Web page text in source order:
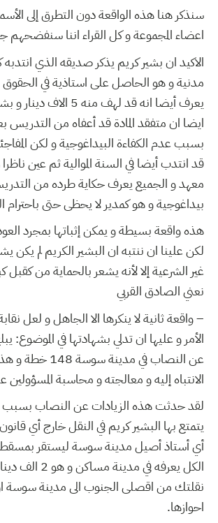
سنذكر هنا هذه الواقعة دون التطرق إلى
اعضاء المجموعة و كل القراء اننا سنفضحهم
الاكيد ان بشير كريم يذكر صديقه الذي انتدبه
مدنية و هو الحاصل على استاذية في
يعرف أيضا انه قد لهف
ايضا ان متفقد المادة قد أعفاه من التدريس
بسبب عدم الكفاءة البيداغوجية و لكن
قد انتدب أيضا في السنة الموالية ثم عين
معهد و الجميع يعرف حكاية طرده من
بيداغوجية و هو كمدير لا يحظى حتى باحترام
هذه واقعة بسيطة و يمكن إثباتها بمجرد
لكن علينا ان ننتبه ان البشير الكريم لم
غير الشرعية إلا لأنه يشعر بالحماية من كقبل
نعني الصادق القربي
– واقعة ثانية لا ينكرها الا الجاهل و لعل
الأمر و عليها ان تدلي بشهادتها في الموضوع:
عن النصاب في
الانتباه إليه و معالجته و محاسبة المسؤولين
لقد حدثت هذه الزيادات عن النصاب بسبب
يتمتع بها البشير كريم في النقل خارج أي
أي أستاذ أصيل مدينة سوسة ليستقر
الكل يعرفه في
نقلتك من اقصلى الجنوب الى مدينة سوسة
احوازها.